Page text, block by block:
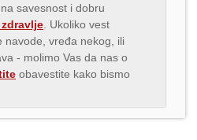
savesnost i dobru
. Ukoliko vest
navode, vređa nekog, ili
- molimo Vas da nas o
obavestite kako bismo